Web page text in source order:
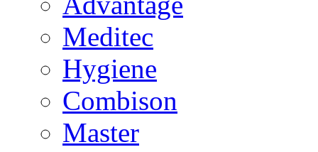
Meditec
Hygiene
Combison
Master